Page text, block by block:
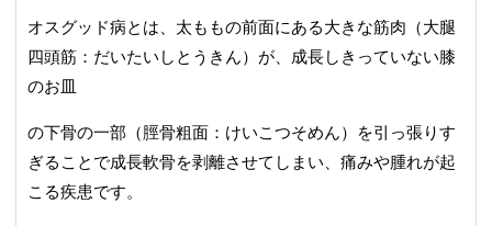
オスグッド病とは、太ももの前面にある大きな筋肉（大腿
四頭筋：だいたいしとうきん）が、成長しきっていない膝
のお皿
の下骨の一部（脛骨粗面：けいこつそめん）を引っ張りす
ぎることで成長軟骨を剥離させてしまい、痛みや腫れが起
こる疾患です。